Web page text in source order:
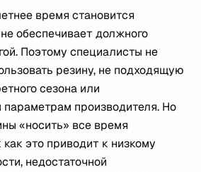
время становится
обеспечивает должного
Поэтому специалисты не
резину, не подходящую
сезона или
производителя. Но
«носить» все время
как это приводит к низкому
недостаточной